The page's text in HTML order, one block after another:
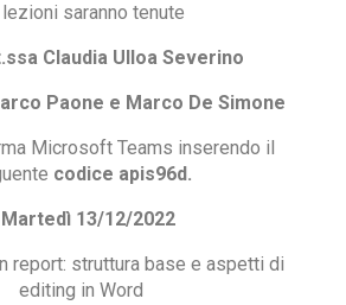
lezioni saranno tenute
Claudia Ulloa Severino
Paone e Marco De Simone
Microsoft Teams inserendo il
codice apis96d.
Martedì 13/12/2022
report: struttura base e aspetti di
editing in Word